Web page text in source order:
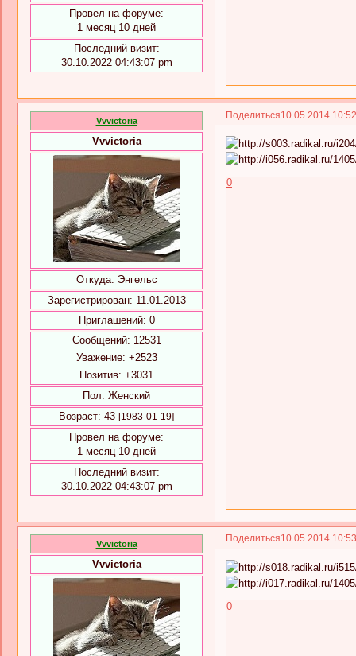
Провел на форуме:
1 месяц 10 дней
Последний визит:
30.10.2022 04:43:07 pm
Поделиться10.05.2014
Vvvictoria
Vvvictoria
Откуда: Энгельс
Зарегистрирован: 11.01.2013
Приглашений: 0
Сообщений: 12531
Уважение: +2523
Позитив: +3031
Пол: Женский
Возраст: 43 [1983-01-19]
Провел на форуме:
1 месяц 10 дней
Последний визит:
30.10.2022 04:43:07 pm
0
Поделиться10.05.2014
Vvvictoria
Vvvictoria
0